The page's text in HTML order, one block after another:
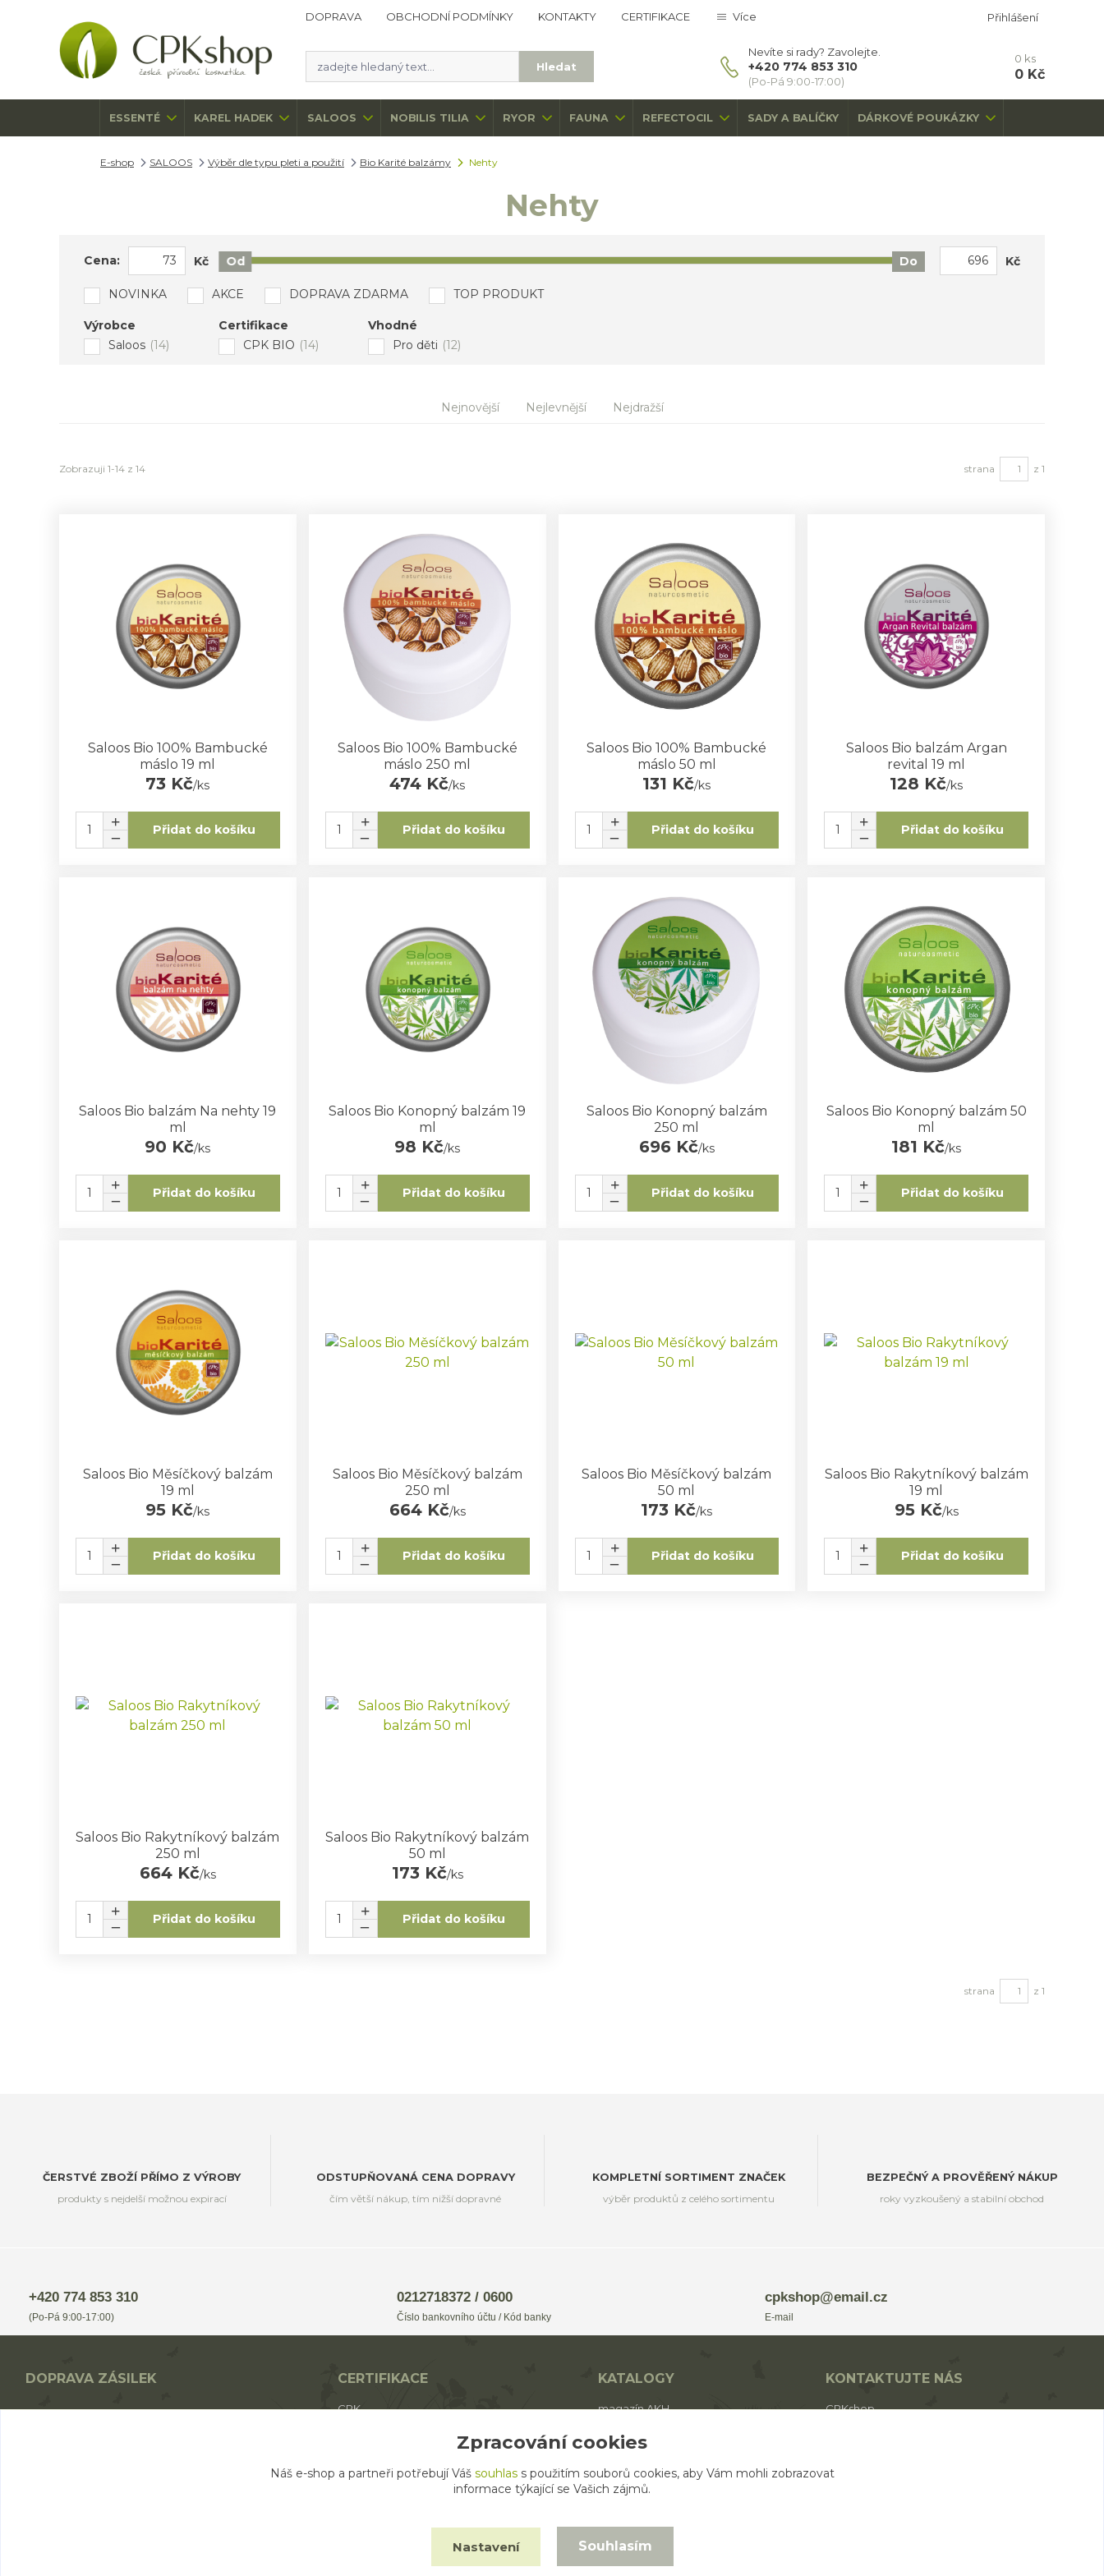
DOPRAVA OBCHODNÍ PODMÍNKY KONTAKTY CERTIFIKACE Více Přihlášení
Hledat
Nevíte si rady? Zavolejte.
+420 774 853 310
(Po-Pá 9:00-17:00)
0 ks
0 Kč
ESSENTÉ KAREL HADEK SALOOS NOBILIS TILIA RYOR FAUNA REFECTOCIL SADY A BALÍČKY DÁRKOVÉ POUKÁZKY
E-shop SALOOS Výběr dle typu pleti a použití Bio Karité balzámy Nehty
Nehty
Cena: Kč Od Do Kč
NOVINKA AKCE DOPRAVA ZDARMA TOP PRODUKT
Výrobce
Saloos (14)
Certifikace
CPK BIO (14)
Vhodné
Pro děti (12)
Nejnovější Nejlevnější Nejdražší
Zobrazuji 1-14 z 14 strana z 1
Saloos Bio 100% Bambucké
máslo 19 ml
73 Kč/ks
Přidat do košíku
Saloos Bio 100% Bambucké
máslo 250 ml
474 Kč/ks
Přidat do košíku
Saloos Bio 100% Bambucké
máslo 50 ml
131 Kč/ks
Přidat do košíku
Saloos Bio balzám Argan
revital 19 ml
128 Kč/ks
Přidat do košíku
Saloos Bio balzám Na nehty 19
ml
90 Kč/ks
Přidat do košíku
Saloos Bio Konopný balzám 19
ml
98 Kč/ks
Přidat do košíku
Saloos Bio Konopný balzám
250 ml
696 Kč/ks
Přidat do košíku
Saloos Bio Konopný balzám 50
ml
181 Kč/ks
Přidat do košíku
Saloos Bio Měsíčkový balzám
19 ml
95 Kč/ks
Přidat do košíku
Saloos Bio Měsíčkový balzám
250 ml
664 Kč/ks
Přidat do košíku
Saloos Bio Měsíčkový balzám
50 ml
173 Kč/ks
Přidat do košíku
Saloos Bio Rakytníkový balzám
19 ml
95 Kč/ks
Přidat do košíku
Saloos Bio Rakytníkový balzám
250 ml
664 Kč/ks
Přidat do košíku
Saloos Bio Rakytníkový balzám
50 ml
173 Kč/ks
Přidat do košíku
strana z 1
ČERSTVÉ ZBOŽÍ PŘÍMO Z VÝROBY
produkty s nejdelší možnou expirací
ODSTUPŇOVANÁ CENA DOPRAVY
čím větší nákup, tím nižší dopravné
KOMPLETNÍ SORTIMENT ZNAČEK
výběr produktů z celého sortimentu
BEZPEČNÝ A PROVĚŘENÝ NÁKUP
roky vyzkoušený a stabilní obchod
+420 774 853 310
(Po-Pá 9:00-17:00)
0212718372 / 0600
Číslo bankovního účtu / Kód banky
cpkshop@email.cz
E-mail
DOPRAVA ZÁSILEK CERTIFIKACE
CPK
BIO produkt ECO zemědělství
KATALOGY
magazín AKH
katalog AKH
katalog SALOOS
KONTAKTUJTE NÁS
CPKshop
Zpracování cookies
Náš e-shop a partneři potřebují Váš souhlass použitím souborů cookies, aby Vám mohli zobrazovat
informace týkající se Vašich zájmů.
Nastavení Souhlasím